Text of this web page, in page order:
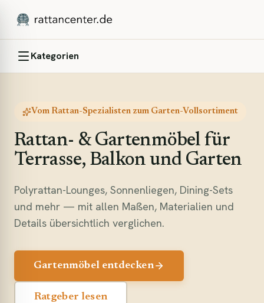
Kategorien
Vom Rattan-Spezialisten zum Garten-Vollsortiment
Rattan- & Gartenmöbel für
Terrasse, Balkon und Garten
Polyrattan-Lounges, Sonnenliegen, Dining-Sets
und mehr — mit allen Maßen, Materialien und
Details übersichtlich verglichen.
Gartenmöbel entdecken
Ratgeber lesen